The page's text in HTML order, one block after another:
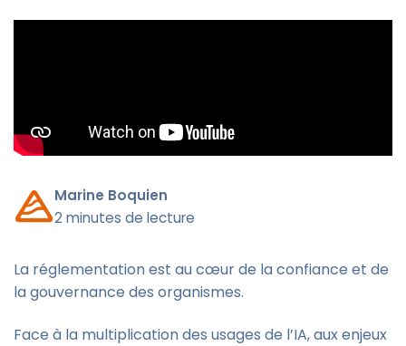
Marine Boquien
2 minutes de lecture
La réglementation est au cœur de la confiance et de
la gouvernance des organismes.
Face à la multiplication des usages de l’IA, aux enjeux